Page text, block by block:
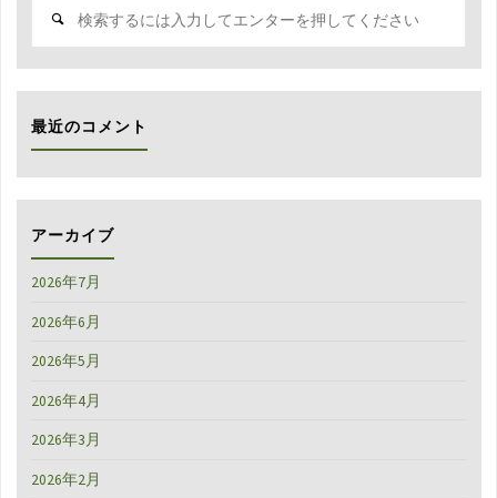
象:
最近のコメント
アーカイブ
2026年7月
2026年6月
2026年5月
2026年4月
2026年3月
2026年2月